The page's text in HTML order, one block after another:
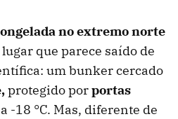
no extremo norte
que parece saído de
um bunker cercado
protegido porportas
-18 °C. Mas, diferente de